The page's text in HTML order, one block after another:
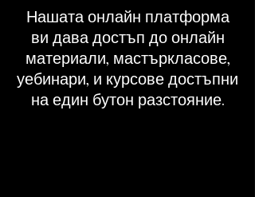
Нашата онлайн платформа
ви дава достъп до онлайн
материали, мастъркласове,
уебинари, и курсове достъпни
на един бутон разстояние.